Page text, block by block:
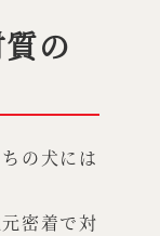
の
の犬には
密着で対